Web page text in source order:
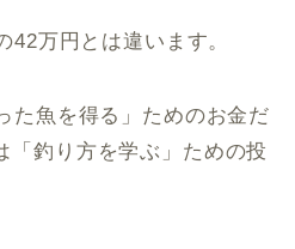
万円とは違います。
た魚を得る」ためのお金だ
「釣り方を学ぶ」ための投